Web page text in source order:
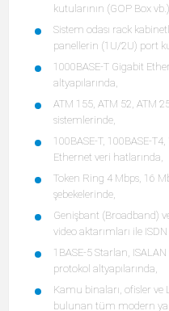
kutularının (GOP Box
Sistem odası rack
panellerin (1U/2U) port
1000BASE-T Gigabit
altyapılarında,
ATM 155, ATM 52, ATM
sistemlerinde,
100BASE-T, 100BASE-
Ethernet veri hatlarında,
Token Ring 4 Mbps, 16
şebekelerinde,
Genişbant (Broadband)
video aktarımları ile
1BASE-5 Starlan,
protokol altyapılarında,
Kamu binaları, ofisler ve
bulunan tüm modern